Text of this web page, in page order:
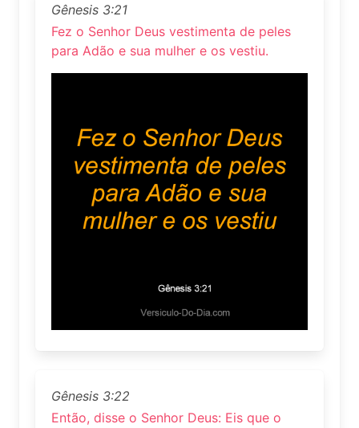
Gênesis 3:21
Fez o Senhor Deus vestimenta de peles
para Adão e sua mulher e os vestiu.
Gênesis 3:22
Então, disse o Senhor Deus: Eis que o